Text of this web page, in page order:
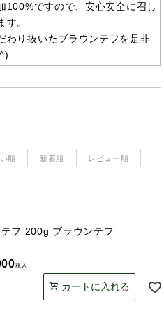
100%ですので、安心安全に召し
す。
わり抜いたブラウンテフを是非
順 新着順 レビュー順
テフ 200g ブラウンテフ
税込
カートに入れる